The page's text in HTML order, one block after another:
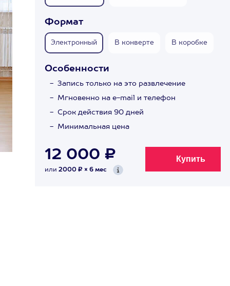
Формат
Электронный В конверте В коробке
Особенности
Запись только на это развлечение
Мгновенно на e-mail и телефон
Срок действия 90 дней
Минимальная цена
12 000 ₽
или 2000 ₽ × 6 мес